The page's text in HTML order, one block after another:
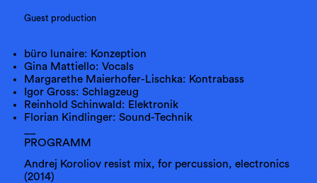
Guest production
büro lunaire: Konzeption
Gina Mattiello: Vocals
Margarethe Maierhofer-Lischka: Kontrabass
Igor Gross: Schlagzeug
Reinhold Schinwald: Elektronik
Florian Kindlinger: Sound-Technik
PROGRAMM
Andrej Koroliov resist mix, for percussion, electronics
(2014)